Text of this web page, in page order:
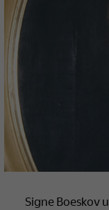
Signe Boeskov